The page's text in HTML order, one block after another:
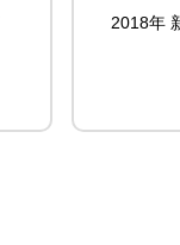
2018年